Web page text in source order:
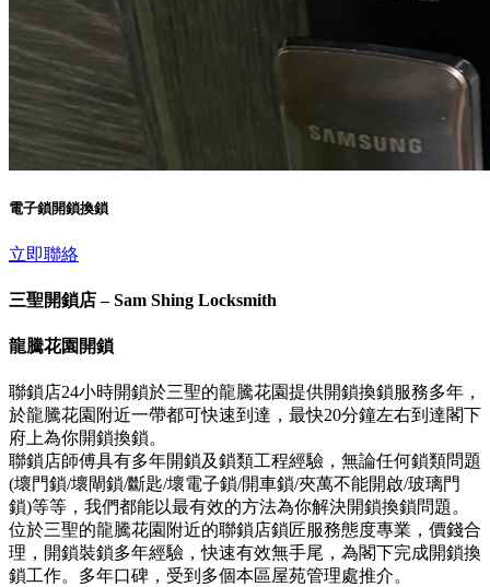
電子鎖開鎖換鎖
立即聯絡
三聖開鎖店 – Sam Shing Locksmith
龍騰花園開鎖
聯鎖店24小時開鎖於三聖的龍騰花園提供開鎖換鎖服務多年，
於龍騰花園附近一帶都可快速到達，最快20分鐘左右到達閣下
府上為你開鎖換鎖。
聯鎖店師傅具有多年開鎖及鎖類工程經驗，無論任何鎖類問題
(壞門鎖/壞閘鎖/斷匙/壞電子鎖/開車鎖/夾萬不能開啟/玻璃門
鎖)等等，我們都能以最有效的方法為你解決開鎖換鎖問題。
位於三聖的龍騰花園附近的聯鎖店鎖匠服務態度專業，價錢合
理，開鎖裝鎖多年經驗，快速有效無手尾，為閣下完成開鎖換
鎖工作。多年口碑，受到多個本區屋苑管理處推介。